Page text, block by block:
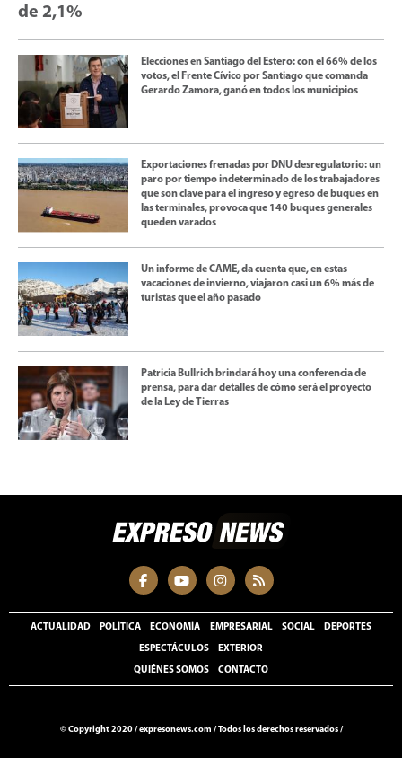
de 2,1%
Elecciones en Santiago del Estero: con el 66% de los
votos, el Frente Cívico por Santiago que comanda
Gerardo Zamora, ganó en todos los municipios
Exportaciones frenadas por DNU desregulatorio: un
paro por tiempo indeterminado de los trabajadores
que son clave para el ingreso y egreso de buques en
las terminales, provoca que 140 buques generales
queden varados
Un informe de CAME, da cuenta que, en estas
vacaciones de invierno, viajaron casi un 6% más de
turistas que el año pasado
Patricia Bullrich brindará hoy una conferencia de
prensa, para dar detalles de cómo será el proyecto
de la Ley de Tierras
ACTUALIDAD POLÍTICA ECONOMÍA EMPRESARIAL SOCIAL DEPORTES
ESPECTÁCULOS EXTERIOR
QUIÉNES SOMOS CONTACTO
© Copyright 2020 /expresonews.com /Todos los derechos reservados /